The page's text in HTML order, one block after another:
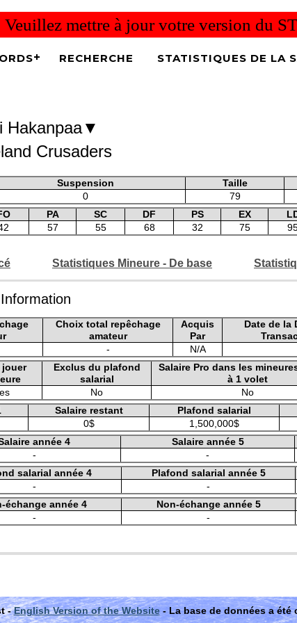
mettre à jour votre version du
RECHERCHE STATISTIQUES DE LA
Hakanpaa▼
Crusaders
Suspension Taille
0 79
PA SC DF PS EX
57 55 68 32 75
Statistiques Mineure - De base
Information
Choix total repêchage
amateur
Acquis
Par
Date de la
- N/A
jouer
Exclus du plafond
salarial
Salaire Pro dans les
à 1 volet
No No
Salaire restant Plafond salarial
0$ 1,500,000$
année 4 Salaire année 5
- -
salarial année 4 Plafond salarial année 5
- -
échange année 4 Non-échange année 5
- -
-English Version of the Website- La base de données a été